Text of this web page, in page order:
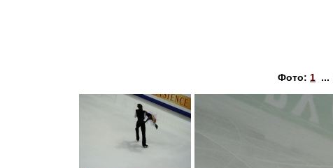
Фото: 1 ...